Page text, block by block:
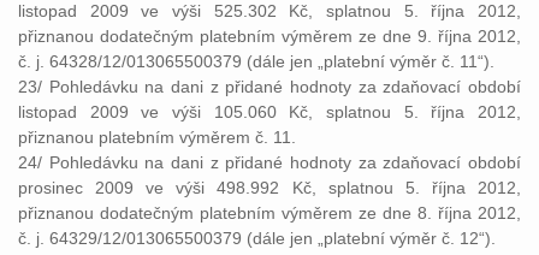
listopad 2009 ve výši 525.302 Kč, splatnou 5. října 2012,
přiznanou dodatečným platebním výměrem ze dne 9. října 2012,
č. j. 64328/12/013065500379 (dále jen „platební výměr č. 11“).
23/ Pohledávku na dani z přidané hodnoty za zdaňovací období
listopad 2009 ve výši 105.060 Kč, splatnou 5. října 2012,
přiznanou platebním výměrem č. 11.
24/ Pohledávku na dani z přidané hodnoty za zdaňovací období
prosinec 2009 ve výši 498.992 Kč, splatnou 5. října 2012,
přiznanou dodatečným platebním výměrem ze dne 8. října 2012,
č. j. 64329/12/013065500379 (dále jen „platební výměr č. 12“).